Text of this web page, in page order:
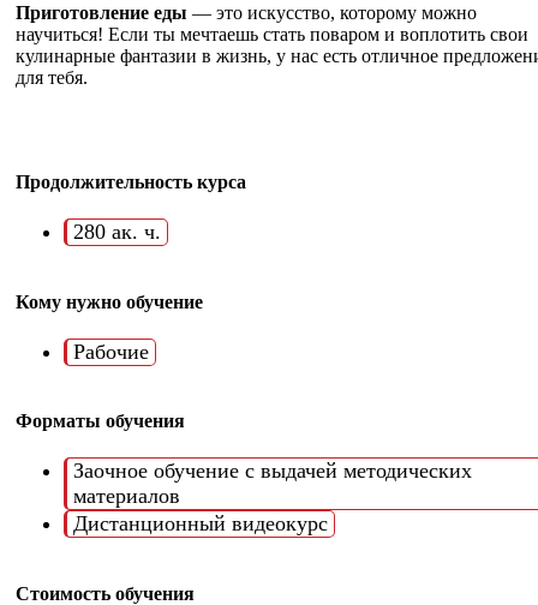
Приготовление еды — это искусство, которому можно
научиться! Если ты мечтаешь стать поваром и воплотить свои
кулинарные фантазии в жизнь, у нас есть отличное
для тебя.
Продолжительность курса
280 ак. ч.
Кому нужно обучение
Рабочие
Форматы обучения
Заочное обучение с выдачей методических
материалов
Дистанционный видеокурс
Стоимость обучения